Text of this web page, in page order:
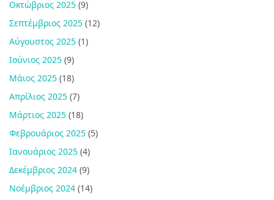
Οκτώβριος 2025 (9)
Σεπτέμβριος 2025 (12)
Αύγουστος 2025 (1)
Ιούνιος 2025 (9)
Μάιος 2025 (18)
Απρίλιος 2025 (7)
Μάρτιος 2025 (18)
Φεβρουάριος 2025 (5)
Ιανουάριος 2025 (4)
Δεκέμβριος 2024 (9)
Νοέμβριος 2024 (14)